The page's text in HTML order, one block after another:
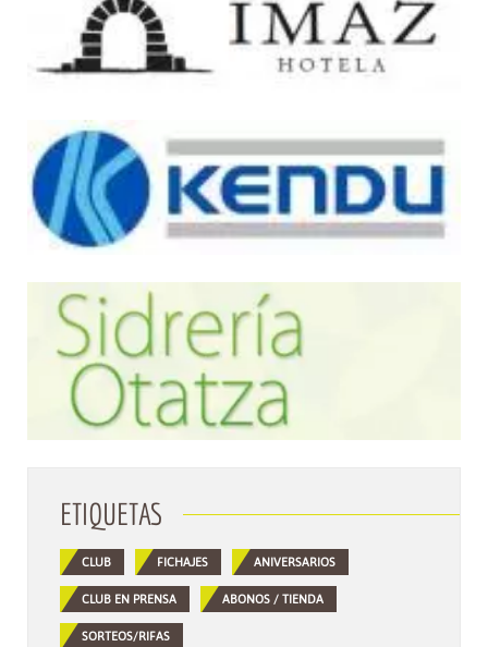
ETIQUETAS
CLUB FICHAJES ANIVERSARIOS
CLUB EN PRENSA ABONOS / TIENDA
SORTEOS/RIFAS